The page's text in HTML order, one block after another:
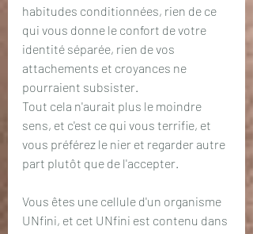
habitudes conditionnées, rien de ce
qui vous donne le confort de votre
identité séparée, rien de vos
attachements et croyances ne
pourraient subsister.
Tout cela n'aurait plus le moindre
sens, et c'est ce qui vous terrifie, et
vous préférez le nier et regarder autre
part plutôt que de l'accepter.
Vous êtes une cellule d'un organisme
UNfini, et cet UNfini est contenu dans